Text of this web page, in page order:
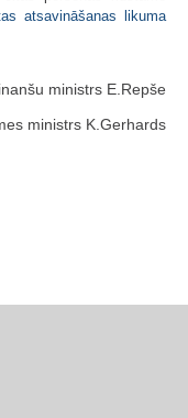
atsavināšanas likuma
ministrs E.Repše
ministrs K.Gerhards